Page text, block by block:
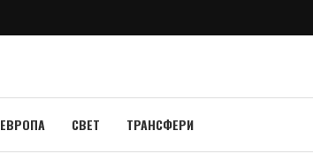
ЕВРОПА СВЕТ ТРАНСФЕРИ